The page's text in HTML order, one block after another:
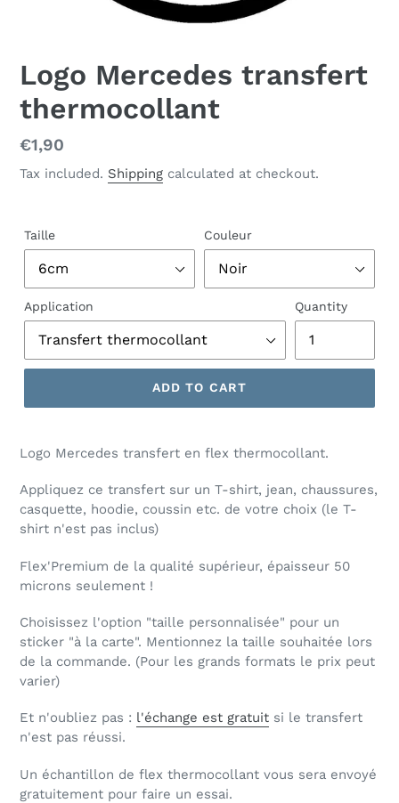
Logo Mercedes transfert
thermocollant
Regular
price
€1,90
Tax included. Shipping calculated at checkout.
Taille Couleur
Application Quantity
ADD TO CART
Logo Mercedes transfert en flex thermocollant.
Appliquez ce transfert sur un T-shirt, jean, chaussures,
casquette, hoodie, coussin etc. de votre choix (le T-
shirt n'est pas inclus)
Flex'Premium de la qualité supérieur, épaisseur 50
microns seulement !
Choisissez l'option "taille personnalisée" pour un
sticker "à la carte". Mentionnez la taille souhaitée lors
de la commande. (Pour les grands formats le prix peut
varier)
Et n'oubliez pas : l'échange est gratuit si le transfert
n'est pas réussi.
Un échantillon de flex thermocollant vous sera envoyé
gratuitement pour faire un essai.